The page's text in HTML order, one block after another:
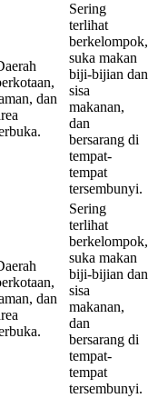
dan
Sering
terlihat
berkelompok,
suka makan
biji-bijian dan
sisa
makanan,
dan
bersarang di
tempat-
tempat
tersembunyi.
dan
Sering
terlihat
berkelompok,
suka makan
biji-bijian dan
sisa
makanan,
dan
bersarang di
tempat-
tempat
tersembunyi.